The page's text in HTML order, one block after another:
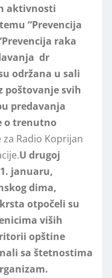
aktivnosti
“Prevencija
raka
dr
održana u sali
poštovanje svih
predavanja
o trenutno
za Radio Koprijan
U drugoj
januaru,
dima,
otpočeli su
viših
opštine
sa štetnostima